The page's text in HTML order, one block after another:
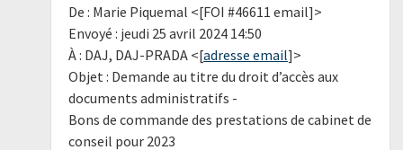
De : Marie Piquemal <[FOI #46611 email]>
Envoyé : jeudi 25 avril 2024 14:50
À : DAJ, DAJ-PRADA <[adresse email]>
Objet : Demande au titre du droit d’accès aux
documents administratifs -
Bons de commande des prestations de cabinet de
conseil pour 2023